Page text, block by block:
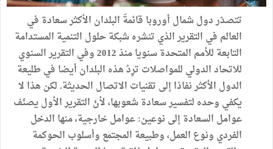
تتصدّر دول شمال أوروبا قائمةَ البلدان الأكثر سعادة في
العالم في التقرير الذي تنشره شبكة حلول التنمية المستدامة
التابعة للأمم المتحدة سنويا منذ 2012 وفي التقرير السنوي
للاتحاد الدولي للمواصلات ترِدُ هذه البلدان أيضا في طليعة
الدول الأكثر نفاذا إلى تقنيات الاتصال الحديثة. لكن هذا لا
يكفي وحده لتفسير سعادة شعوبها، لأنّ التقرير الأول يصنّف
عوامل السعادة إلى نوعين: عوامل خارجية، منها الدخل
الفردي ونوع العمل، وطبيعة المجتمع وأسلوب الحوكمة